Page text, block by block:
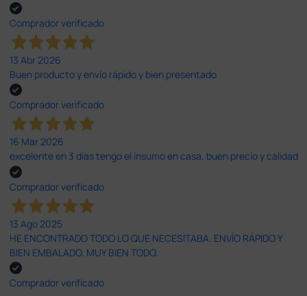
Comprador verificado
13 Abr 2026
Buen producto y envío rápido y bien presentado
Comprador verificado
16 Mar 2026
excelente en 3 días tengo el insumo en casa, buen precio y calidad
Comprador verificado
13 Ago 2025
HE ENCONTRADO TODO LO QUE NECESITABA. ENVÍO RÁPIDO Y
BIEN EMBALADO. MUY BIEN TODO.
Comprador verificado